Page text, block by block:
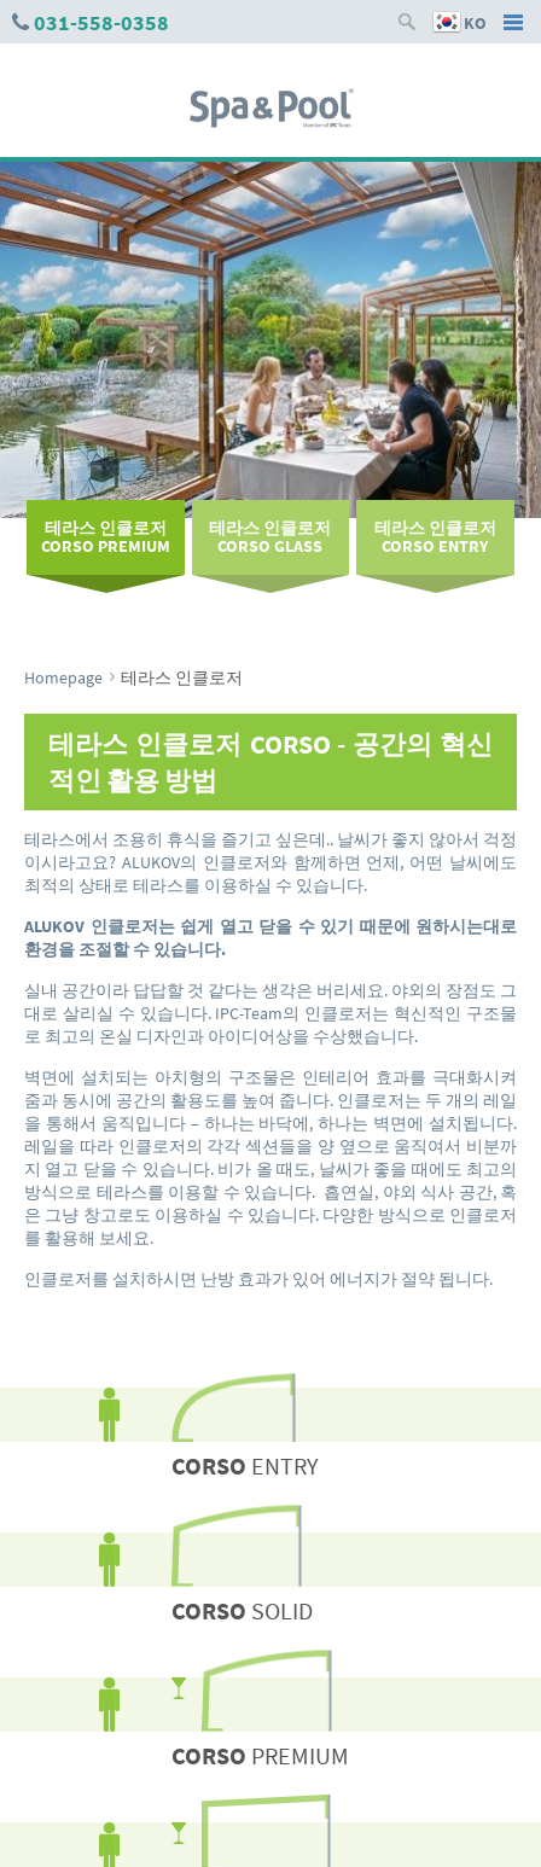
031-558-0358 KO
테라스 인클로저
CORSO PREMIUM
테라스 인클로저
CORSO GLASS
테라스 인클로저
CORSO ENTRY
Homepage › 테라스 인클로저
테라스 인클로저 CORSO - 공간의 혁신
적인 활용 방법
테라스에서 조용히 휴식을 즐기고 싶은데.. 날씨가 좋지 않아서 걱정
이시라고요? ALUKOV의 인클로저와 함께하면 언제, 어떤 날씨에도
최적의 상태로 테라스를 이용하실 수 있습니다.
ALUKOV 인클로저는 쉽게 열고 닫을 수 있기 때문에 원하시는대로
환경을 조절할 수 있습니다.
실내 공간이라 답답할 것 같다는 생각은 버리세요. 야외의 장점도 그
대로 살리실 수 있습니다. IPC-Team의 인클로저는 혁신적인 구조물
로 최고의 온실 디자인과 아이디어상을 수상했습니다.
벽면에 설치되는 아치형의 구조물은 인테리어 효과를 극대화시켜
줌과 동시에 공간의 활용도를 높여 줍니다. 인클로저는 두 개의 레일
을 통해서 움직입니다 – 하나는 바닥에, 하나는 벽면에 설치됩니다.
레일을 따라 인클로저의 각각 섹션들을 양 옆으로 움직여서 비분까
지 열고 닫을 수 있습니다. 비가 올 때도, 날씨가 좋을 때에도 최고의
방식으로 테라스를 이용할 수 있습니다. 흡연실, 야외 식사 공간, 혹
은 그냥 창고로도 이용하실 수 있습니다. 다양한 방식으로 인클로저
를 활용해 보세요.
인클로저를 설치하시면 난방 효과가 있어 에너지가 절약 됩니다.
CORSO ENTRY
CORSO SOLID
CORSO PREMIUM